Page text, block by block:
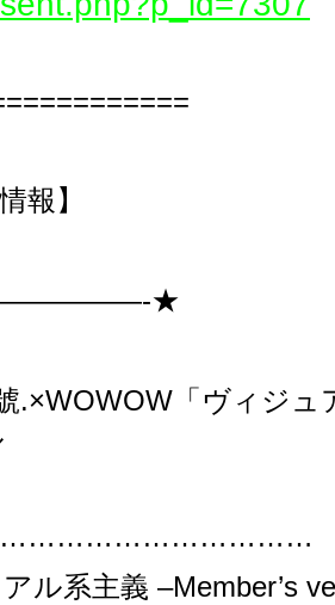
報】
★
.×WOWOW「ヴィジュ
ル系主義 –Member’s